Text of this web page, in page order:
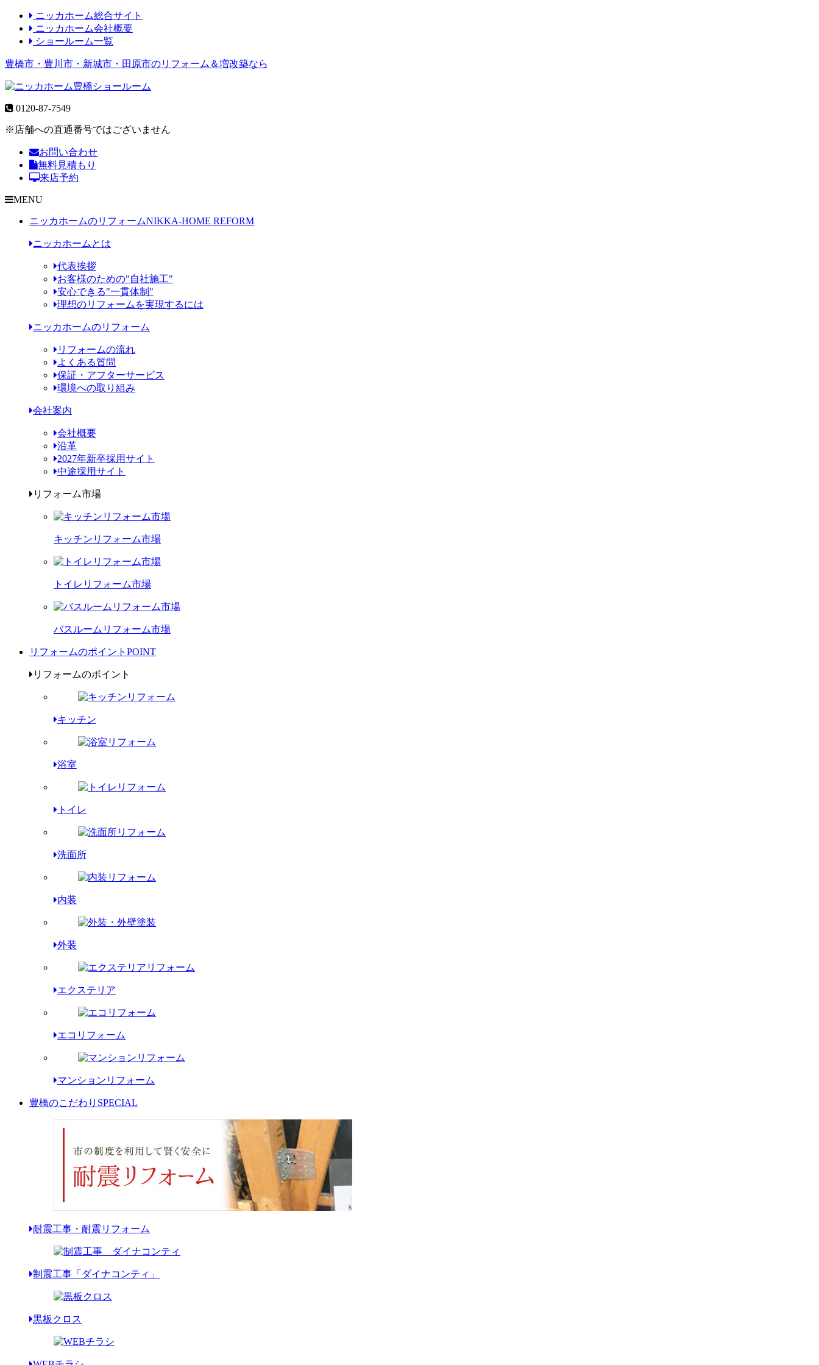
ニッカホーム総合サイト
ニッカホーム会社概要
ショールーム一覧
豊橋市・豊川市・新城市・田原市のリフォーム＆増改築なら
0120-87-7549
※店舗への直通番号ではございません
お問い合わせ
無料見積もり
来店予約
MENU
ニッカホームのリフォームNIKKA-HOME REFORM
ニッカホームとは
代表挨拶
お客様のための"自社施工"
安心できる"一貫体制"
理想のリフォームを実現するには
ニッカホームのリフォーム
リフォームの流れ
よくある質問
保証・アフターサービス
環境への取り組み
会社案内
会社概要
沿革
2027年新卒採用サイト
中途採用サイト
リフォーム市場
キッチンリフォーム市場
トイレリフォーム市場
バスルームリフォーム市場
リフォームのポイント POINT
リフォームのポイント
キッチン
浴室
トイレ
洗面所
内装
外装
エクステリア
エコリフォーム
マンションリフォーム
豊橋のこだわり SPECIAL
耐震工事・耐震リフォーム
制震工事「ダイナコンティ」
黒板クロス